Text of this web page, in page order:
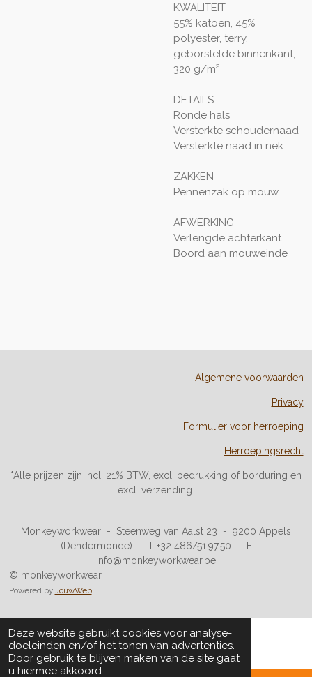
Deze website gebruikt cookies voor analyse-
doeleinden en/of het tonen van advertenties.
Door gebruik te blijven maken van de site gaat
u hiermee akkoord.
KWALITEIT
55% katoen, 45%
polyester, terry,
geborstelde binnenkant,
320 g/m²
DETAILS
Ronde hals
Versterkte schoudernaad
Versterkte naad in nek
ZAKKEN
Pennenzak op mouw
AFWERKING
Verlengde achterkant
Boord aan mouweinde
Algemene voorwaarden
Privacy
Formulier voor herroeping
Herroepingsrecht
*Alle prijzen zijn incl. 21% BTW, excl. bedrukking of borduring en
excl. verzending.
Monkeyworkwear - Steenweg van Aalst 23 - 9200 Appels
(Dendermonde) - T +32 486/51.97.50 - E
info@monkeyworkwear.be
© monkeyworkwear
Powered by JouwWeb